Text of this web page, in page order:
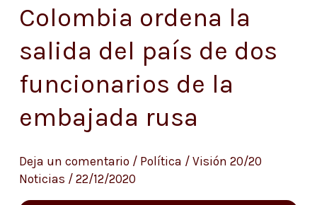
Colombia ordena la
salida del país de dos
funcionarios de la
embajada rusa
Deja un comentario / Política / Visión 20/20
Noticias / 22/12/2020
Colombia
la
salida
país
dos